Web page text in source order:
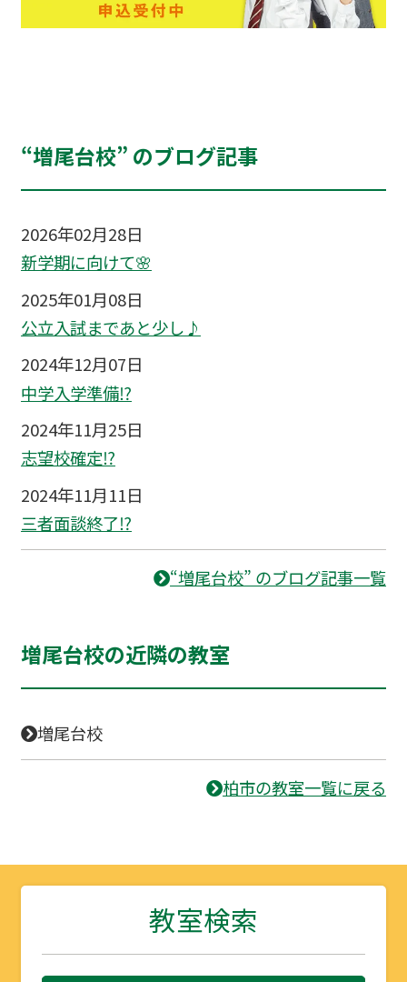
“増尾台校” のブログ記事
2026年02月28日
新学期に向けて🌸
2025年01月08日
公立入試まであと少し♪
2024年12月07日
中学入学準備⁉
2024年11月25日
志望校確定⁉
2024年11月11日
三者面談終了⁉
“増尾台校” のブログ記事一覧
増尾台校の近隣の教室
増尾台校
柏市の教室一覧に戻る
教室検索